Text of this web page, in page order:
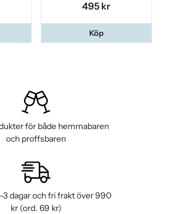
495 kr
Köp
för både hemmabaren
och proffsbaren
3 dagar och fri frakt över 990
kr (ord. 69 kr)